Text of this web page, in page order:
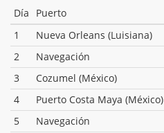
Día Puerto
1
Nueva Orleans (Luisiana)
2
Navegación
3
Cozumel (México)
4
Puerto Costa Maya (México)
5
Navegación